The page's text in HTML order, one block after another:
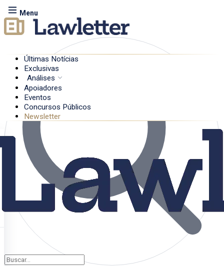
Menu
Últimas Notícias
Exclusivas
Análises
Apoiadores
Eventos
Concursos Públicos
Newsletter